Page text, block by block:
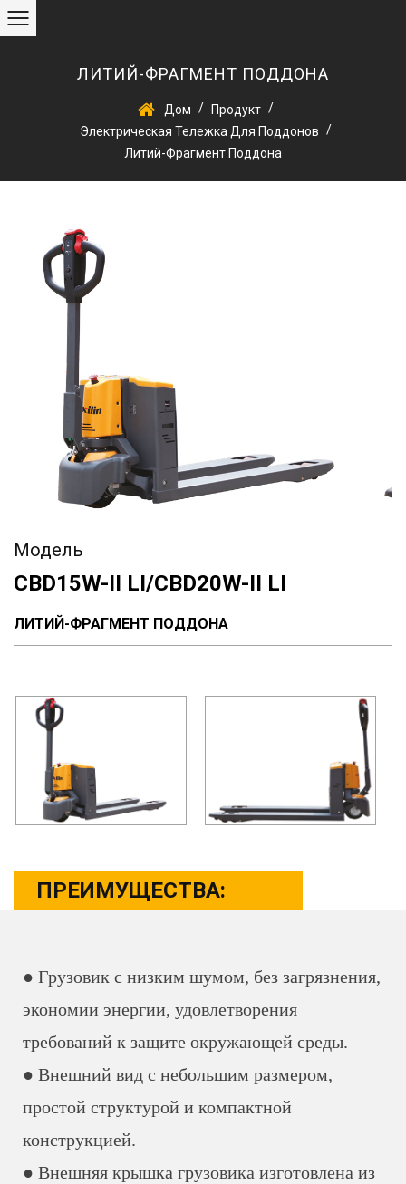
ЛИТИЙ-ФРАГМЕНТ ПОДДОНА
Дом / Продукт /
Электрическая Тележка Для Поддонов /
Литий-Фрагмент Поддона
Модель
CBD15W-II LI/CBD20W-II LI
ЛИТИЙ-ФРАГМЕНТ ПОДДОНА
ПРЕИМУЩЕСТВА:
● Грузовик с низким шумом, без загрязнения,
экономии энергии, удовлетворения
требований к защите окружающей среды.
● Внешний вид с небольшим размером,
простой структурой и компактной
конструкцией.
● Внешняя крышка грузовика изготовлена ​​из